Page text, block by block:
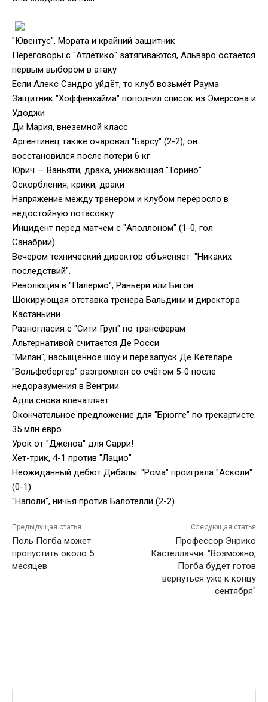
"Ювентус", Мората и крайний защитник
Переговоры с "Атлетико" затягиваются, Альваро остаётся
первым выбором в атаку
Если Алекс Сандро уйдёт, то клуб возьмёт Раума
Защитник "Хоффенхайма" пополнил список из Эмерсона и
Удоджи
Ди Мария, внеземной класс
Аргентинец также очаровал "Барсу" (2-2), он
восстановился после потери 6 кг
Юрич — Ваньяти, драка, унижающая "Торино"
Оскорбления, крики, драки
Напряжение между тренером и клубом переросло в
недостойную потасовку
Инцидент перед матчем с "Аполлоном" (1-0, гол
Санабрии)
Вечером технический директор объясняет: "Никаких
последствий".
Революция в "Палермо", Раньери или Бигон
Шокирующая отставка тренера Бальдини и директора
Кастаньини
Разногласия с "Сити Груп" по трансферам
Альтернативой считается Де Росси
"Милан", насыщенное шоу и перезапуск Де Кетеларе
"Вольфсбергер" разгромлен со счётом 5-0 после
недоразумения в Венгрии
Адли снова впечатляет
Окончательное предложение для "Брюгге" по трекартисте:
35 млн евро
Урок от "Дженоа" для Сарри!
Хет-трик, 4-1 против "Лацио"
Неожиданный дебют Дибалы: "Рома" проиграла "Асколи"
(0-1)
"Наполи", ничья против Балотелли (2-2)
Предыдущая статья
Поль Погба может
пропустить около 5
месяцев
Следующая статья
Профессор Энрико
Кастеллаччи: "Возможно,
Погба будет готов
вернуться уже к концу
сентября"